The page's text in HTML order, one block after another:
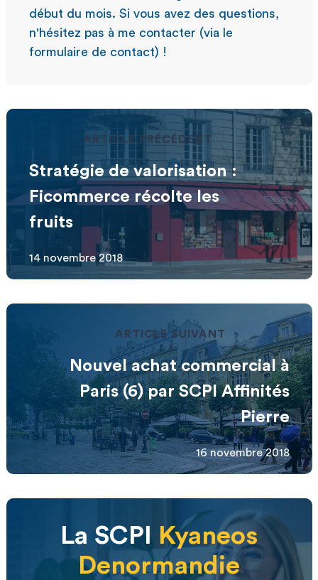
début du mois. Si vous avez des questions,
n'hésitez pas à me contacter (via le
formulaire de contact) !
ARTICLE PRÉCÉDENT
Stratégie de valorisation :
Ficommerce récolte les
fruits
14 novembre 2018
ARTICLE SUIVANT
Nouvel achat commercial à
Paris (6) par SCPI Affinités
Pierre
16 novembre 2018
La SCPI
Kyaneos
Denormandie